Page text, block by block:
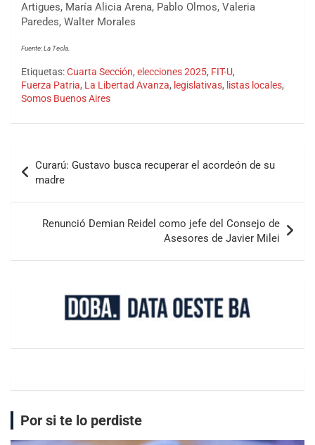
Artigues, María Alicia Arena, Pablo Olmos, Valeria
Paredes, Walter Morales
Fuente: La Tecla.
Etiquetas:Cuarta Sección, elecciones 2025, FIT-U,
Fuerza Patria, La Libertad Avanza, legislativas, listas locales,
Somos Buenos Aires
Curarú: Gustavo busca recuperar el acordeón de su
madre
Renunció Demian Reidel como jefe del Consejo de
Asesores de Javier Milei
Por si te lo perdiste